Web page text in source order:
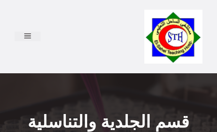
المحتوى
القائمة
قسم الجلدية والتناسلية